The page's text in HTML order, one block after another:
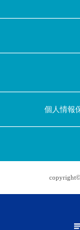
アプ
個人情報